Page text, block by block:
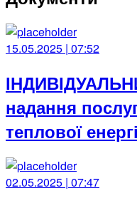
15.05.2025 | 07:52
надання
теплової
02.05.2025 | 07:47